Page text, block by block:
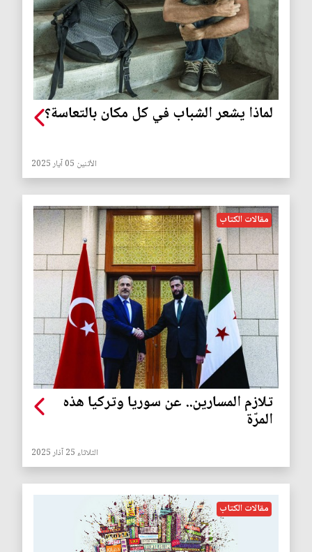
لماذا يشعر الشباب في كل مكان بالتعاسة؟
الأثنين 05 آيار 2025
مقالات الكتاب
تلازم المسارين.. عن سوريا وتركيا هذه
المرّة
الثلاثاء 25 آذار 2025
مقالات الكتاب